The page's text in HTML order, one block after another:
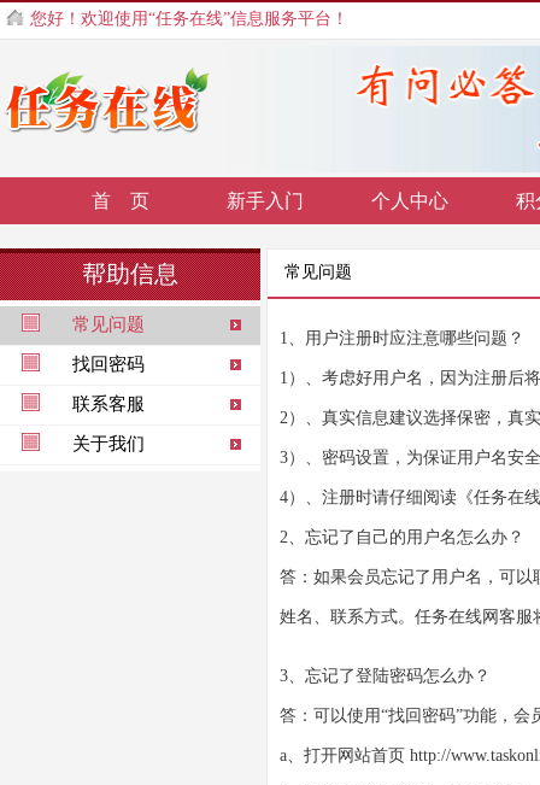
您好！欢迎使用“任务在线”信息服务平台！
首 页 新手入门 个人中心 积
帮助信息
常见问题
找回密码
联系客服
关于我们
常见问题
1、用户注册时应注意哪些问题？
1）、考虑好用户名，因为注册后
2）、真实信息建议选择保密，真
3）、密码设置，为保证用户名安
4）、注册时请仔细阅读《任务在
2、忘记了自己的用户名怎么办？
答：如果会员忘记了用户名，可
姓名、联系方式。任务在线网客
3、忘记了登陆密码怎么办？
答：可以使用“找回密码”功能，
a、打开网站首页 http://